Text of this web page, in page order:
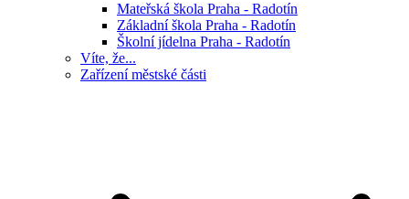
Mateřská škola Praha - Radotín
Základní škola Praha - Radotín
Školní jídelna Praha - Radotín
Víte, že...
Zařízení městské části